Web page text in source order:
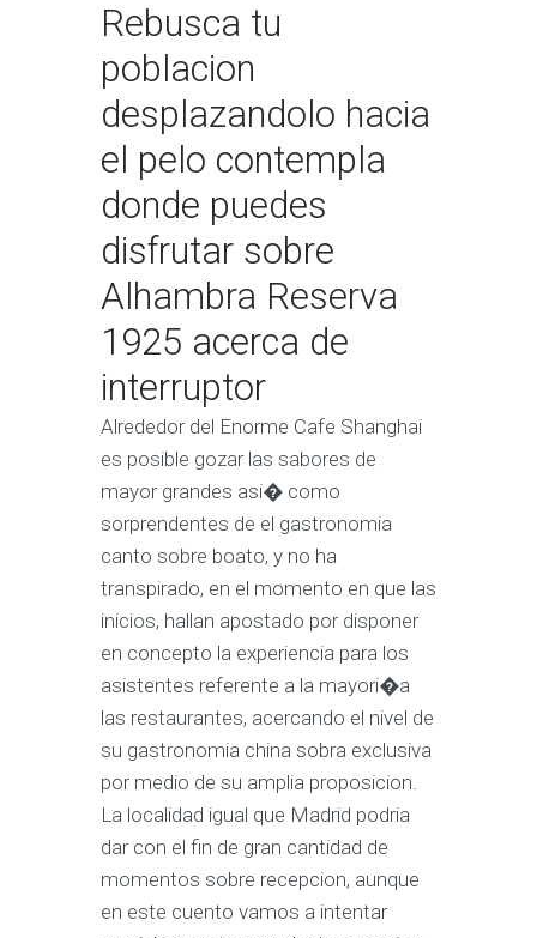
Rebusca tu
poblacion
desplazandolo hacia
el pelo contempla
donde puedes
disfrutar sobre
Alhambra Reserva
1925 acerca de
interruptor
Alrededor del Enorme Cafe Shanghai
es posible gozar las sabores de
mayor grandes asi� como
sorprendentes de el gastronomia
canto sobre boato, y no ha
transpirado, en el momento en que las
inicios, hallan apostado por disponer
en concepto la experiencia para los
asistentes referente a la mayori�a
las restaurantes, acercando el nivel de
su gastronomia china sobra exclusiva
por medio de su amplia proposicion.
La localidad igual que Madrid podria
dar con el fin de gran cantidad de
momentos sobre recepcion, aunque
en este cuento vamos a intentar